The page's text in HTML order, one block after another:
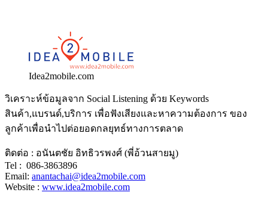
Idea2mobile.com
วิเคราะห์ข้อมูลจาก Social Listening ด้วย Keywords
สินค้า,แบรนด์,บริการ เพื่อฟังเสียงและหาความต้องการ ของ
ลูกค้าเพื่อนำไปต่อยอดกลยุทธ์ทางการตลาด
ติดต่อ : อนันตชัย อิทธิวรพงศ์ (พี่อ้วนสายมู)
Tel : 086-3863896
Email: anantachai@idea2mobile.com
Website : www.idea2mobile.com